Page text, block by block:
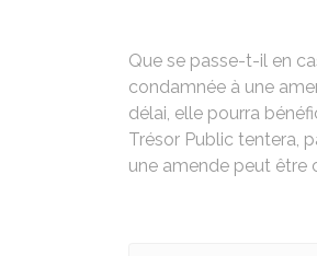
Que se passe-t-il en
condamnée à une
délai, elle pourra
Trésor Public tentera,
une amende peut être